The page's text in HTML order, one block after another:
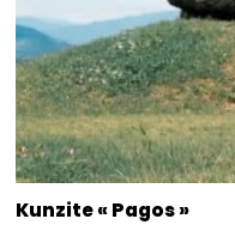
Kunzite « Pagos »